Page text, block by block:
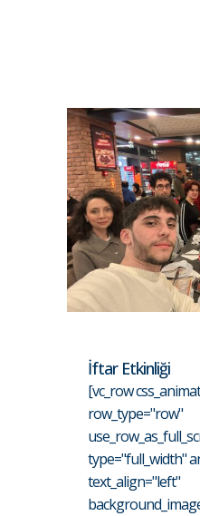
İftar Etkinliği
[vc_row
row_type="row"
type="full_width"
text_align="left"